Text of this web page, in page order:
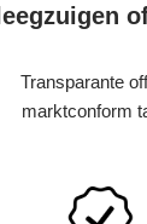
leegzuigen
Transparante
marktconform